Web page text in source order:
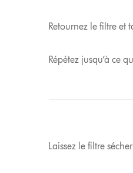
Retournez le filtre et
Répétez jusqu’à ce
Laissez le filtre